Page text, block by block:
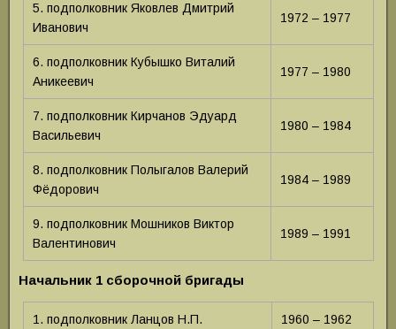
5. подполковник Яковлев Дмитрий
Иванович
1972 – 1977
6. подполковник Кубышко Виталий
Аникеевич
1977 – 1980
7. подполковник Кирчанов Эдуард
Васильевич
1980 – 1984
8. подполковник Полыгалов Валерий
Фёдорович
1984 – 1989
9. подполковник Мошников Виктор
Валентинович
1989 – 1991
Начальник 1 сборочной бригады
1. подполковник Ланцов Н.П. 1960 – 1962